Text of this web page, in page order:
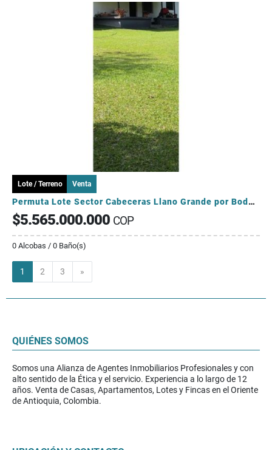
Lote / Terreno Venta
Permuta Lote Sector Cabeceras Llano Grande por Bodega
$5.565.000.000 COP
0 Alcobas / 0 Baño(s)
1 2 3 »
QUIÉNES SOMOS
Somos una Alianza de Agentes Inmobiliarios Profesionales y con
alto sentido de la Ética y el servicio. Experiencia a lo largo de 12
años. Venta de Casas, Apartamentos, Lotes y Fincas en el Oriente
de Antioquia, Colombia.